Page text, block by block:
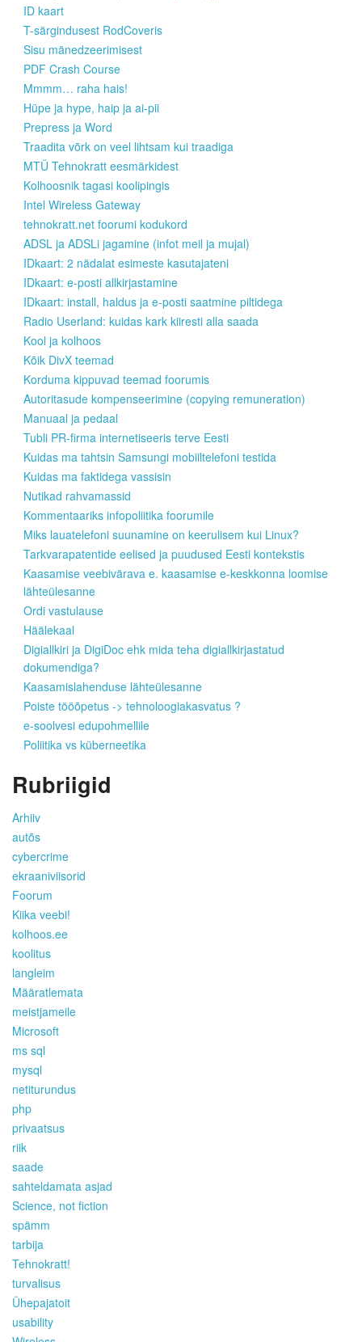
ID kaart
T-särgindusest RodCoveris
Sisu mänedzeerimisest
PDF Crash Course
Mmmm… raha hais!
Hüpe ja hype, haip ja ai-pii
Prepress ja Word
Traadita võrk on veel lihtsam kui traadiga
MTÜ Tehnokratt eesmärkidest
Kolhoosnik tagasi koolipingis
Intel Wireless Gateway
tehnokratt.net foorumi kodukord
ADSL ja ADSLi jagamine (infot meil ja mujal)
IDkaart: 2 nädalat esimeste kasutajateni
IDkaart: e-posti allkirjastamine
IDkaart: install, haldus ja e-posti saatmine piltidega
Radio Userland: kuidas kark kiiresti alla saada
Kool ja kolhoos
Kõik DivX teemad
Korduma kippuvad teemad foorumis
Autoritasude kompenseerimine (copying remuneration)
Manuaal ja pedaal
Tubli PR-firma internetiseeris terve Eesti
Kuidas ma tahtsin Samsungi mobiiltelefoni testida
Kuidas ma faktidega vassisin
Nutikad rahvamassid
Kommentaariks infopoliitika foorumile
Miks lauatelefoni suunamine on keerulisem kui Linux?
Tarkvarapatentide eelised ja puudused Eesti kontekstis
Kaasamise veebivärava e. kaasamise e-keskkonna loomise
lähteülesanne
Ordi vastulause
Häälekaal
Digiallkiri ja DigiDoc ehk mida teha digiallkirjastatud
dokumendiga?
Kaasamislahenduse lähteülesanne
Poiste tööõpetus -> tehnoloogiakasvatus ?
e-soolvesi edupohmellile
Poliitika vs küberneetika
Rubriigid
Arhiiv
autõs
cybercrime
ekraaniviisorid
Foorum
Kiika veebi!
kolhoos.ee
koolitus
langleim
Määratlemata
meistjameile
Microsoft
ms sql
mysql
netiturundus
php
privaatsus
riik
saade
sahteldamata asjad
Science, not fiction
spämm
tarbija
Tehnokratt!
turvalisus
Ühepajatoit
usability